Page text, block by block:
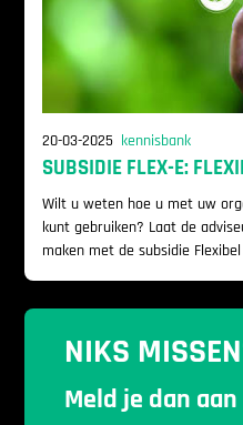
20-03-2025 kennisbank
SUBSIDIE FLEX-E:
Wilt u weten hoe u met uw
kunt gebruiken? Laat de
maken met de subsidie
NIKS
Meld je dan aan